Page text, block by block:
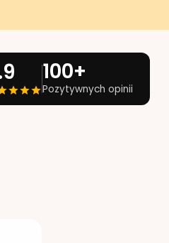
100+
Pozytywnych opinii